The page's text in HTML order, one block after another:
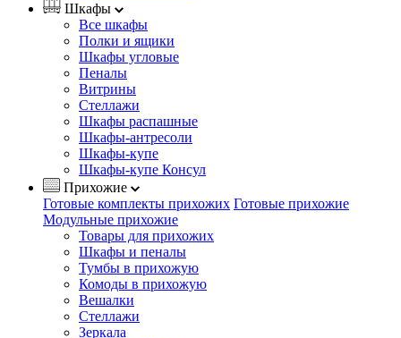
Шкафы
Все шкафы
Полки и ящики
Шкафы угловые
Пеналы
Витрины
Стеллажи
Шкафы распашные
Шкафы-антресоли
Шкафы-купе
Шкафы-купе Консул
Прихожие
Готовые комплекты прихожих Готовые прихожие
Модульные прихожие
Товары для прихожих
Шкафы и пеналы
Тумбы в прихожую
Комоды в прихожую
Вешалки
Стеллажи
Зеркала